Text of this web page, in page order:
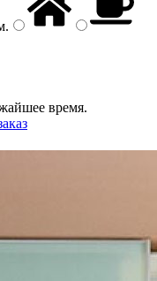
.
время.